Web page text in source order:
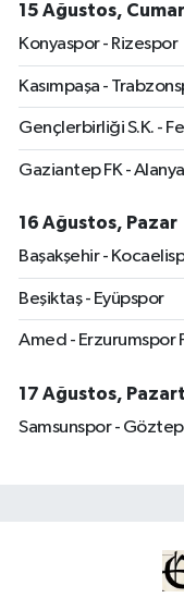
15 Ağustos,
Konyaspor - Rizespor
Kasımpaşa -
Gençlerbirliği S.K. -
Gaziantep FK -
16 Ağustos, Pazar
Başakşehir -
Beşiktaş - Eyüpspor
Amed - Erzurumspor
17 Ağustos,
Samsunspor -